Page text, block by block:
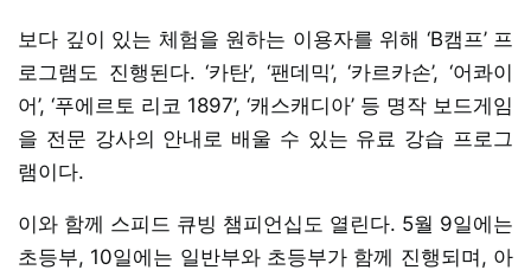
보다 깊이 있는 체험을 원하는 이용자를 위해 ‘B캠프’ 프
로그램도 진행된다. ‘카탄’, ‘팬데믹’, ‘카르카손’, ‘어콰이
어’, ‘푸에르토 리코 1897’, ‘캐스캐디아’ 등 명작 보드게임
을 전문 강사의 안내로 배울 수 있는 유료 강습 프로그
램이다.
이와 함께 스피드 큐빙 챔피언십도 열린다. 5월 9일에는
초등부, 10일에는 일반부와 초등부가 함께 진행되며, 아